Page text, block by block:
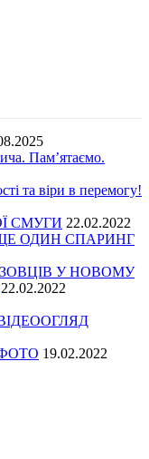
Пам’ятаємо.
та віри в перемогу!
СМУГИ 22.02.2022
ОДИН СПАРИНГ
У НОВОМУ
22.02.2022
19.02.2022